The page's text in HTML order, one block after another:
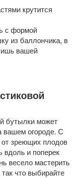
крутится
с формой
из баллончика, в
вашей
бутылки может
вашем огороде. С
зреющих плодов
вдоль и поперек
весело мастерить
что выбирайте